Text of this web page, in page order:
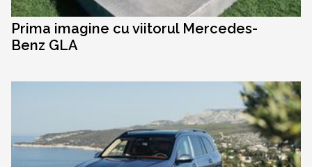
Prima imagine cu viitorul Mercedes-
Benz GLA